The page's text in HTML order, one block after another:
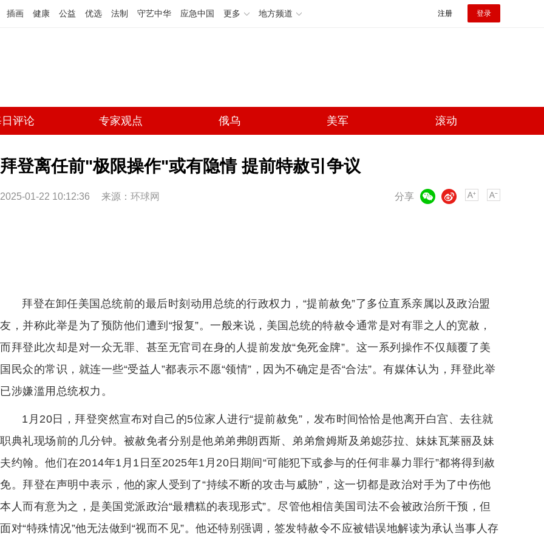
插画 健康 公益 优选 法制 守艺中华 应急中国 更多 地方频道 注册 登录
评论 专家观点 俄乌 美军 滚动
拜登离任前"极限操作"或有隐情 提前特赦引争议
2025-01-22 10:12:36 来源： 环球网 分享
微博
拜登在卸任美国总统前的最后时刻动用总统的行政权力，“提前赦免”了多位直系亲属以及政治盟
友，并称此举是为了预防他们遭到“报复”。一般来说，美国总统的特赦令通常是对有罪之人的宽赦，
而拜登此次却是对一众无罪、甚至无官司在身的人提前发放“免死金牌”。这一系列操作不仅颠覆了美
国民众的常识，就连一些“受益人”都表示不愿“领情”，因为不确定是否“合法”。有媒体认为，拜登此举
已涉嫌滥用总统权力。
1月20日，拜登突然宣布对自己的5位家人进行“提前赦免”，发布时间恰恰是他离开白宫、去往就
职典礼现场前的几分钟。被赦免者分别是他弟弟弗朗西斯、弟弟詹姆斯及弟媳莎拉、妹妹瓦莱丽及妹
夫约翰。他们在2014年1月1日至2025年1月20日期间“可能犯下或参与的任何非暴力罪行”都将得到赦
免。拜登在声明中表示，他的家人受到了“持续不断的攻击与威胁”，这一切都是政治对手为了中伤他
本人而有意为之，是美国党派政治“最糟糕的表现形式”。尽管他相信美国司法不会被政治所干预，但
面对“特殊情况”他无法做到“视而不见”。他还特别强调，签发特赦令不应被错误地解读为承认当事人存